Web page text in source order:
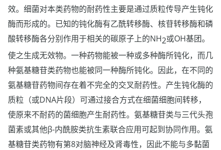
效。细菌对本类药物的耐药性主要是通过质粒传导产生钝化
酶而形成的。已知的钝化酶有乙酰转移酶、核苷转移酶和磷
酸转移酶各分别作用于相关的碳原子上的NH2或OH基团。
使之生成无效物。一种药物能被一种或多种酶所钝化，而几
种氨基糖苷类药物也能被同一种酶所钝化。因此，在不同的
氨基糖苷药物间存在着不完全的交叉耐药性。产生钝化酶的
质粒（或DNA片段）可通过接合方式在细菌细胞间转移，
使原来不耐药的菌细胞产生耐药性。氨基糖苷类与三代头孢
菌素或其他β-内酰胺类抗生素联合应用可起到协同作用。氨
基糖苷类药物有第8对脑神经及肾毒性，因此不能与多黏菌